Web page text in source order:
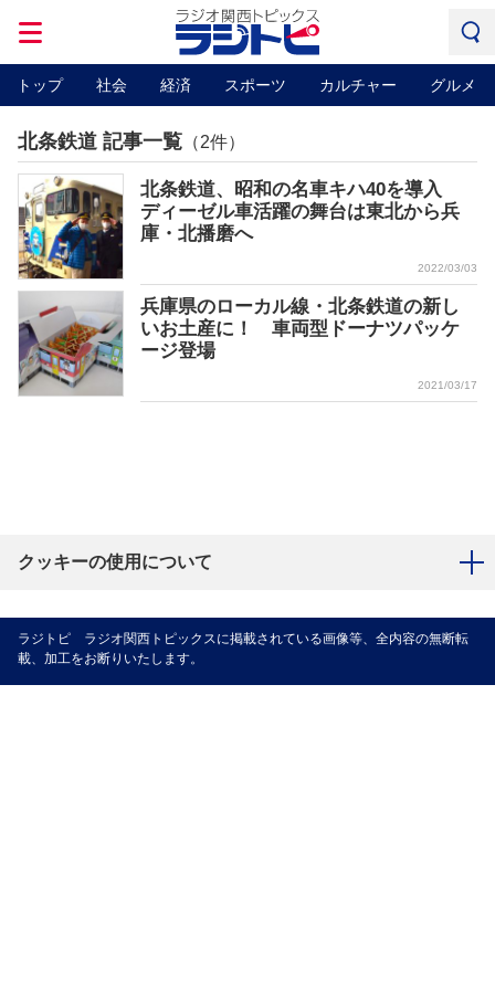
トップ 社会 経済 スポーツ カルチャー グルメ
北条鉄道 記事一覧 （2件）
北条鉄道、昭和の名車キハ40を導入
ディーゼル車活躍の舞台は東北から兵
庫・北播磨へ
2022/03/03
兵庫県のローカル線・北条鉄道の新し
いお土産に！ 車両型ドーナツパッケ
ージ登場
2021/03/17
クッキーの使用について
ラジトピ ラジオ関西トピックスに掲載されている画像等、全内容の無断転
載、加工をお断りいたします。